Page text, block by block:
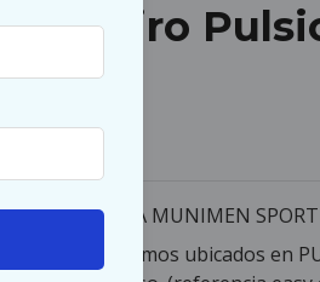
Vairo
ESTABLECIDA MUNIMEN
Estamos ubicados en